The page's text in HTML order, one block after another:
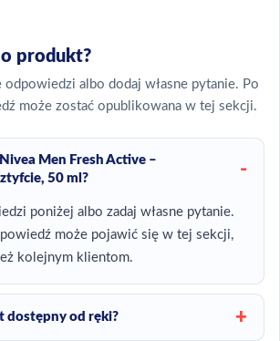
produkt?
odpowiedzi albo dodaj własne pytanie. Po
może zostać opublikowana w tej sekcji.
Men Fresh Active –
50 ml?
poniżej albo zadaj własne pytanie.
może pojawić się w tej sekcji,
kolejnym klientom.
dostępny od ręki?